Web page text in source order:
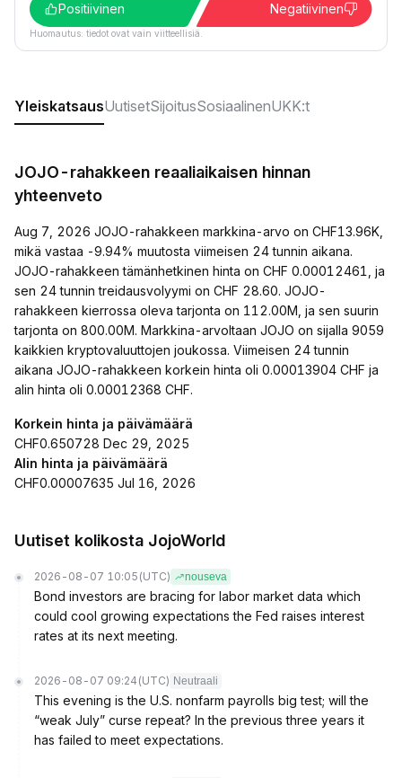
Positiivinen
Negatiivinen
Huomautus: tiedot ovat vain viitteellisiä.
YleiskatsausUutisetSijoitusSosiaalinenUKK:t
JOJO-rahakkeen reaaliaikaisen hinnan
yhteenveto
Aug 7, 2026 JOJO-rahakkeen markkina-arvo on CHF13.96K,
mikä vastaa -9.94% muutosta viimeisen 24 tunnin aikana.
JOJO-rahakkeen tämänhetkinen hinta on CHF 0.00012461, ja
sen 24 tunnin treidausvolyymi on CHF 28.60. JOJO-
rahakkeen kierrossa oleva tarjonta on 112.00M, ja sen suurin
tarjonta on 800.00M. Markkina-arvoltaan JOJO on sijalla 9059
kaikkien kryptovaluuttojen joukossa. Viimeisen 24 tunnin
aikana JOJO-rahakkeen korkein hinta oli 0.00013904 CHF ja
alin hinta oli 0.00012368 CHF.
Korkein hinta ja päivämäärä
CHF0.650728 Dec 29, 2025
Alin hinta ja päivämäärä
CHF0.00007635 Jul 16, 2026
Uutiset kolikosta JojoWorld
2026-08-07 10:05 (UTC) nouseva
Bond investors are bracing for labor market data which
could cool growing expectations the Fed raises interest
rates at its next meeting.
2026-08-07 09:24 (UTC) Neutraali
This evening is the U.S. nonfarm payrolls big test; will the
“weak July” curse repeat? In the previous three years it
has failed to meet expectations.